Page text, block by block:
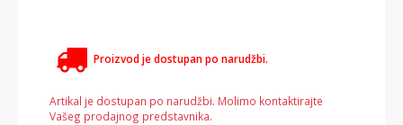
Proizvod je dostupan po narudžbi.
Artikal je dostupan po narudžbi. Molimo kontaktirajte
Vašeg prodajnog predstavnika.